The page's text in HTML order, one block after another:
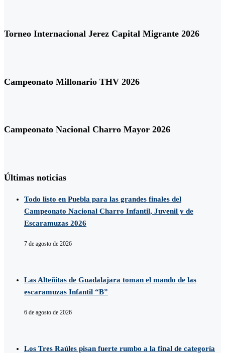
Torneo Internacional Jerez Capital Migrante 2026
Campeonato Millonario THV 2026
Campeonato Nacional Charro Mayor 2026
Últimas noticias
Todo listo en Puebla para las grandes finales del
Campeonato Nacional Charro Infantil, Juvenil y de
Escaramuzas 2026
7 de agosto de 2026
Las Alteñitas de Guadalajara toman el mando de las
escaramuzas Infantil “B”
6 de agosto de 2026
Los Tres Raúles pisan fuerte rumbo a la final de categoría